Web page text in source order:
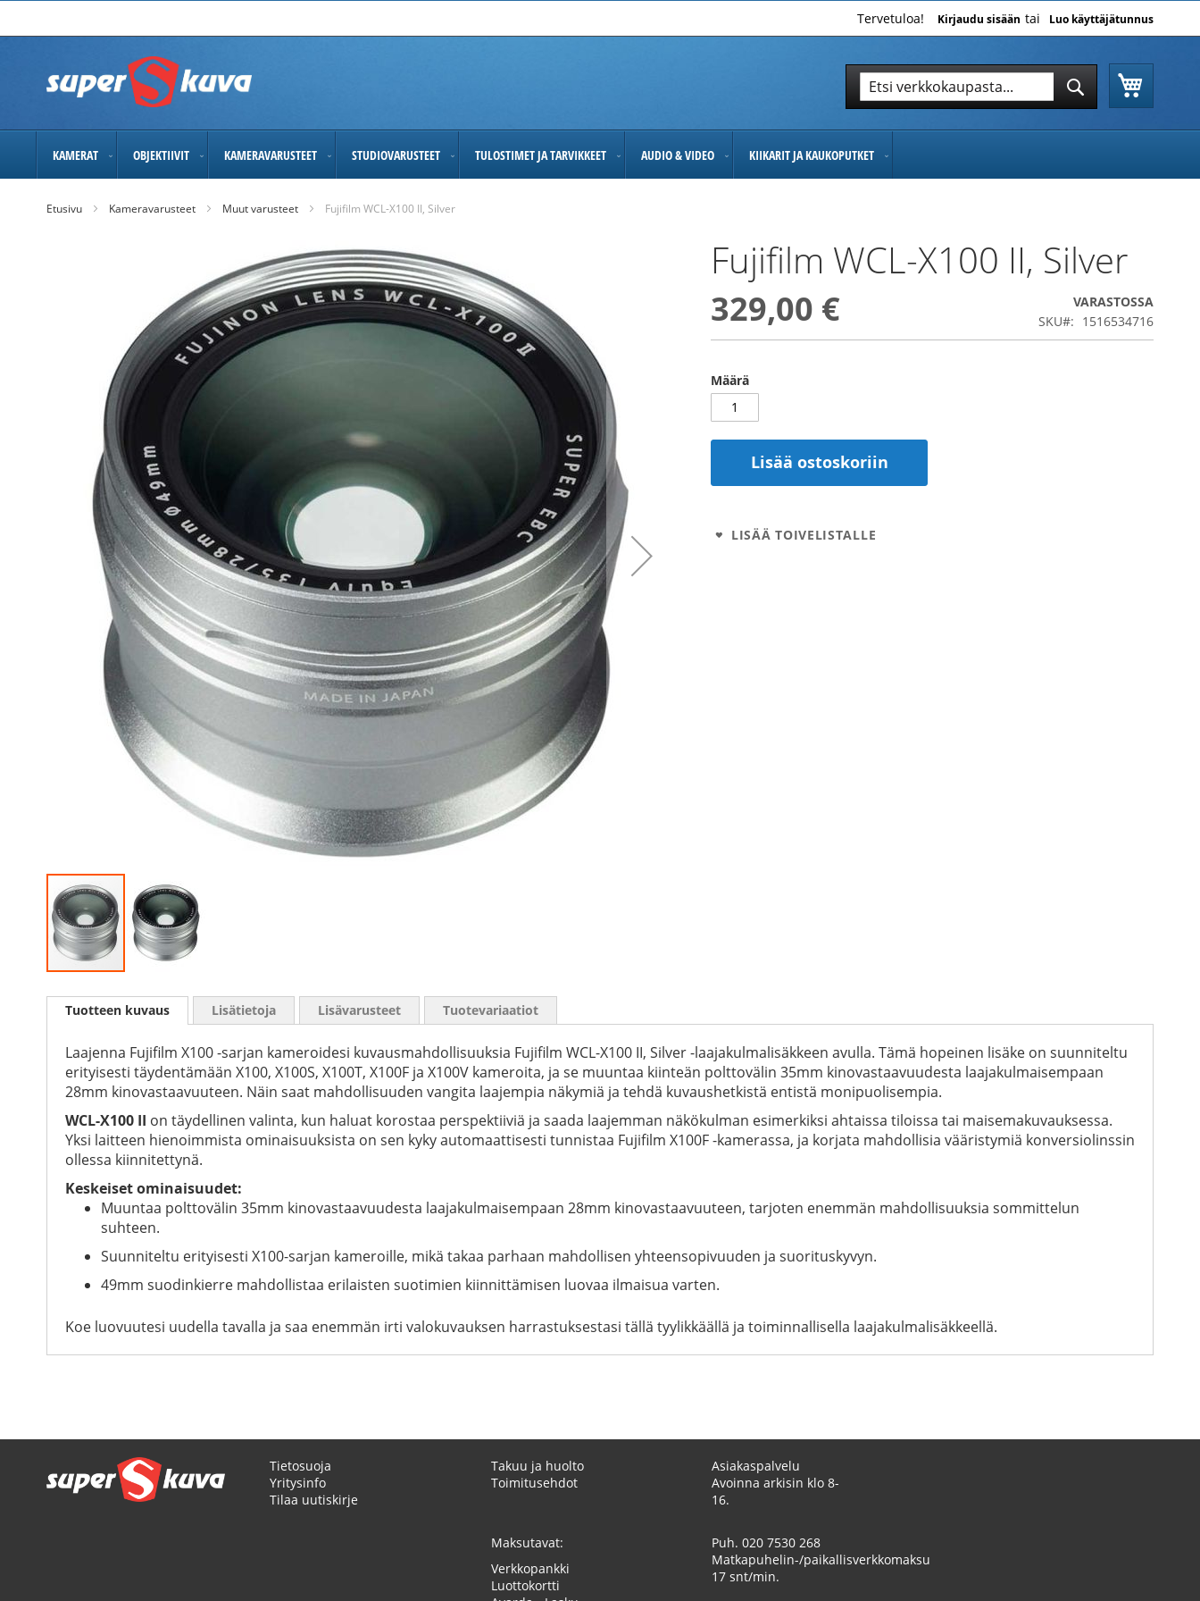
to
Tervetuloa! Kirjaudu sisään Luo käyttäjätunnus
Hae
KAMERAT OBJEKTIIVIT KAMERAVARUSTEET STUDIOVARUSTEET TULOSTIMET JA TARVIKKEET AUDIO & VIDEO KIIKARIT JA KAUKOPUTKET
Etusivu Kameravarusteet Muut varusteet Fujifilm WCL-X100 II, Silver
Fujifilm WCL-X100 II, Silver
329,00 €
VARASTOSSA
SKU
1516534716
Määrä
Lisää ostoskoriin
LISÄÄ TOIVELISTALLE
to
images
gallery
Tuotteen kuvaus
Laajenna Fujifilm X100 -sarjan kameroidesi kuvausmahdollisuuksia Fujifilm WCL-X100 II, Silver -laajakulmalisäkkeen avulla. Tämä hopeinen lisäke on suunniteltu
erityisesti täydentämään X100, X100S, X100T, X100F ja X100V kameroita, ja se muuntaa kiinteän polttovälin 35mm kinovastaavuudesta laajakulmaisempaan
28mm kinovastaavuuteen. Näin saat mahdollisuuden vangita laajempia näkymiä ja tehdä kuvaushetkistä entistä monipuolisempia.
WCL-X100 II on täydellinen valinta, kun haluat korostaa perspektiiviä ja saada laajemman näkökulman esimerkiksi ahtaissa tiloissa tai maisemakuvauksessa.
Yksi laitteen hienoimmista ominaisuuksista on sen kyky automaattisesti tunnistaa Fujifilm X100F -kamerassa, ja korjata mahdollisia vääristymiä konversiolinssin
ollessa kiinnitettynä.
Keskeiset ominaisuudet:
Muuntaa polttovälin 35mm kinovastaavuudesta laajakulmaisempaan 28mm kinovastaavuuteen, tarjoten enemmän mahdollisuuksia sommittelun
suhteen.
Suunniteltu erityisesti X100-sarjan kameroille, mikä takaa parhaan mahdollisen yhteensopivuuden ja suorituskyvyn.
49mm suodinkierre mahdollistaa erilaisten suotimien kiinnittämisen luovaa ilmaisua varten.
Koe luovuutesi uudella tavalla ja saa enemmän irti valokuvauksen harrastuksestasi tällä tyylikkäällä ja toiminnallisella laajakulmalisäkkeellä.
Lisätietoja Lisävarusteet Tuotevariaatiot
Tietosuoja
Yritysinfo
Tilaa uutiskirje
Takuu ja huolto
Toimitusehdot
Maksutavat:
Verkkopankki
Luottokortti
Asiakaspalvelu
Avoinna arkisin klo 8-
16.
Puh. 020 7530 268
Matkapuhelin-/paikallisverkkomaksu
17 snt/min.